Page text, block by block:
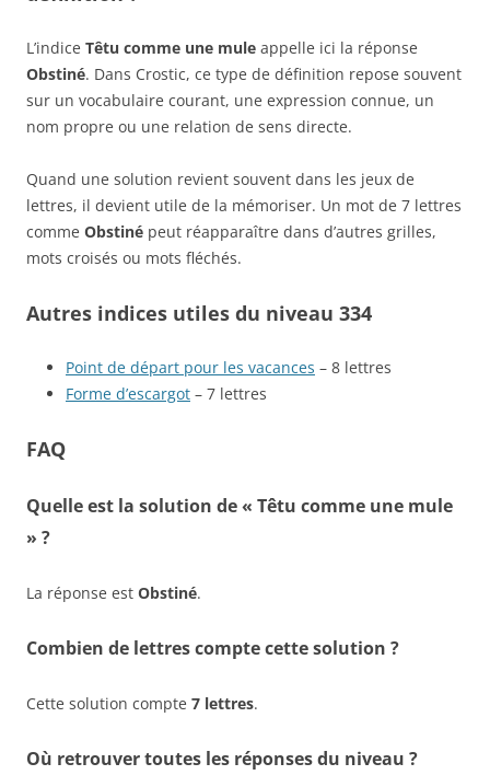
L’indice Têtu comme une mule appelle ici la réponse
Obstiné. Dans Crostic, ce type de définition repose souvent
sur un vocabulaire courant, une expression connue, un
nom propre ou une relation de sens directe.
Quand une solution revient souvent dans les jeux de
lettres, il devient utile de la mémoriser. Un mot de 7 lettres
comme Obstiné peut réapparaître dans d’autres grilles,
mots croisés ou mots fléchés.
Autres indices utiles du niveau 334
Point de départ pour les vacances – 8 lettres
Forme d’escargot – 7 lettres
FAQ
Quelle est la solution de « Têtu comme une mule
» ?
La réponse est Obstiné.
Combien de lettres compte cette solution ?
Cette solution compte 7 lettres.
Où retrouver toutes les réponses du niveau ?